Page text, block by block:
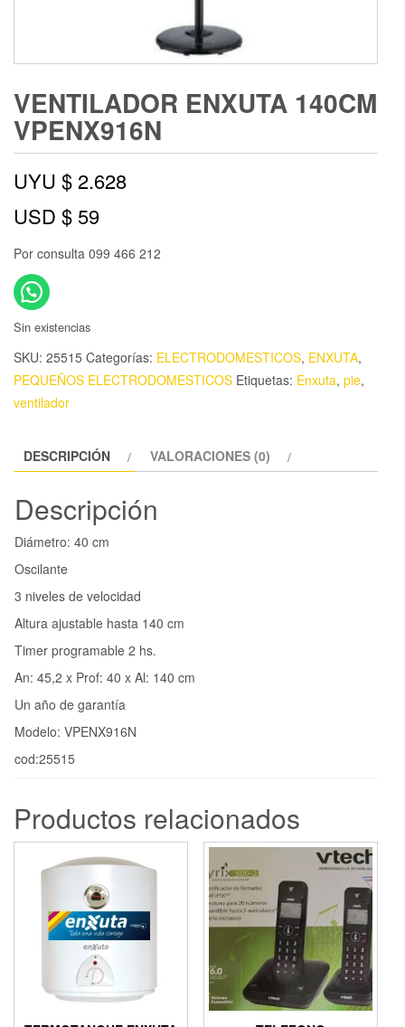
VENTILADOR ENXUTA 140CM
VPENX916N
UYU $2.628
USD $ 59
Por consulta 099 466 212
Sin existencias
SKU: 25515 Categorías: ELECTRODOMESTICOS, ENXUTA,
PEQUEÑOS ELECTRODOMESTICOS Etiquetas: Enxuta, pie,
ventilador
DESCRIPCIÓN VALORACIONES (0)
Descripción
Diámetro: 40 cm
Oscilante
3 niveles de velocidad
Altura ajustable hasta 140 cm
Timer programable 2 hs.
An: 45,2 x Prof: 40 x Al: 140 cm
Un año de garantía
Modelo: VPENX916N
cod:25515
Productos relacionados